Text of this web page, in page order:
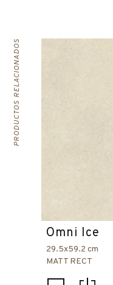
PRODUCTOS RELACIONADOS
Omni Ice
29.5x59.2 cm
MATT RECT